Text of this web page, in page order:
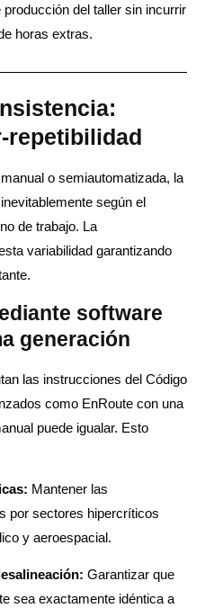
del taller sin incurrir
horas extras.
repetibilidad
o semiautomatizada, la
según el
de trabajo. La
variabilidad garantizando
software
generación
las instrucciones del Código
como EnRoute con una
puede igualar. Esto
Mantener las
por sectores hipercríticos
y aeroespacial.
Garantizar que
sea exactamente idéntica a